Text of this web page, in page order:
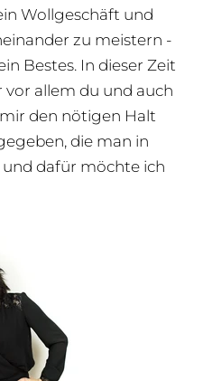
Wollgeschäft und
zu meistern -
Bestes. In dieser Zeit
allem du und auch
den nötigen Halt
die man in
dafür möchte ich